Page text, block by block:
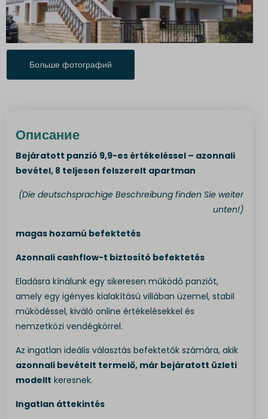
Больше фотографий
Описание
Bejáratott panzió 9,9-es értékeléssel – azonnali
bevétel, 8 teljesen felszerelt apartman
(Die deutschsprachige Beschreibung finden Sie weiter
unten!)
magas hozamú befektetés
Azonnali cashflow-t biztosító befektetés
Eladásra kínálunk egy sikeresen működő panziót,
amely egy igényes kialakítású villában üzemel, stabil
működéssel, kiváló online értékelésekkel és
nemzetközi vendégkörrel.
Az ingatlan ideális választás befektetők számára, akik
azonnali bevételt termelő, már bejáratott üzleti
modellt keresnek.
Ingatlan áttekintés